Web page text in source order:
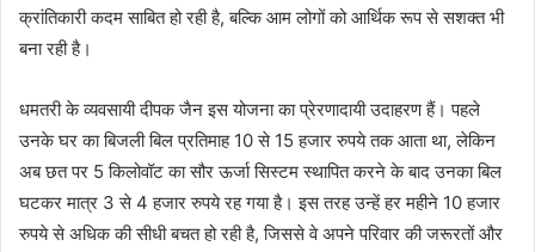
क्रांतिकारी कदम साबित हो रही है, बल्कि आम लोगों को आर्थिक रूप से सशक्त भी
बना रही है।
धमतरी के व्यवसायी दीपक जैन इस योजना का प्रेरणादायी उदाहरण हैं। पहले
उनके घर का बिजली बिल प्रतिमाह 10 से 15 हजार रुपये तक आता था, लेकिन
अब छत पर 5 किलोवॉट का सौर ऊर्जा सिस्टम स्थापित करने के बाद उनका बिल
घटकर मात्र 3 से 4 हजार रुपये रह गया है। इस तरह उन्हें हर महीने 10 हजार
रुपये से अधिक की सीधी बचत हो रही है, जिससे वे अपने परिवार की जरूरतों और